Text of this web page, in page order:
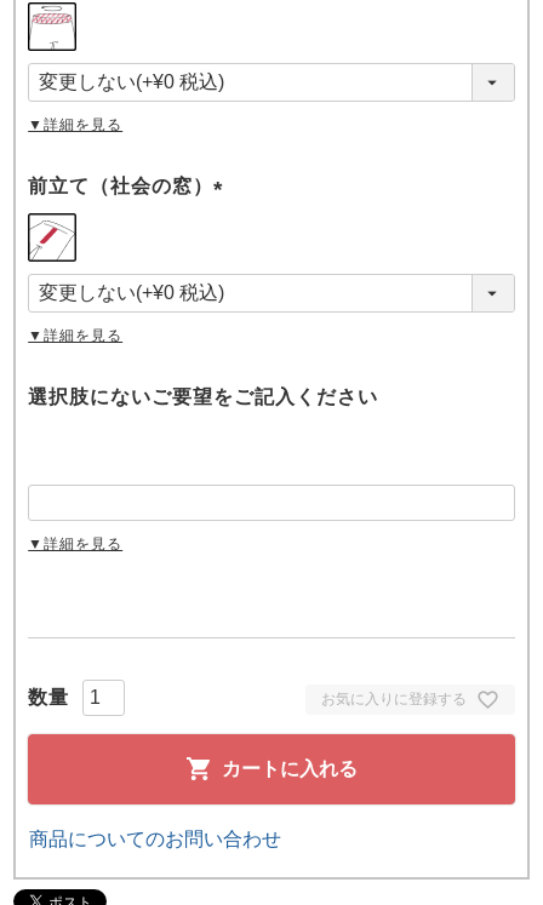
お気に入りに登録する
カートに入れる
須
)
▼詳細を見る
前立て（社会の窓）
須
)
▼詳細を見る
選択肢にないご要望をご記入ください
▼詳細を見る
商品についてのお問い合わせ